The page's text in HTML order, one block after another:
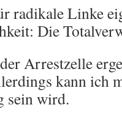
radikale Linke
Die
Arrestzelle
kann ich
sein wird.